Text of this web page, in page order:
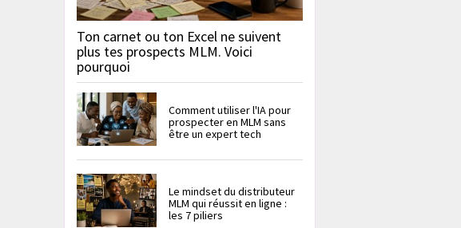
Ton carnet ou ton Excel ne suivent
plus tes prospects MLM. Voici
pourquoi
Comment utiliser l'IA pour
prospecter en MLM sans
être un expert tech
Le mindset du distributeur
MLM qui réussit en ligne :
les 7 piliers